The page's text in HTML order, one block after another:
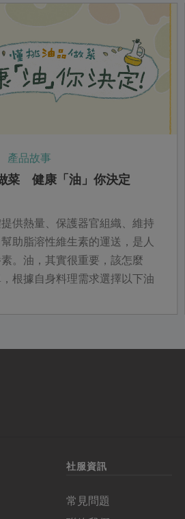
產品故事
菜 健康「油」你決定
供熱量、保護器官組織、維持
助脂溶性維生素的運送，是人
。油，其實很重要，該怎麼
根據自身料理需求選擇以下油
！
社服資訊
常見問題